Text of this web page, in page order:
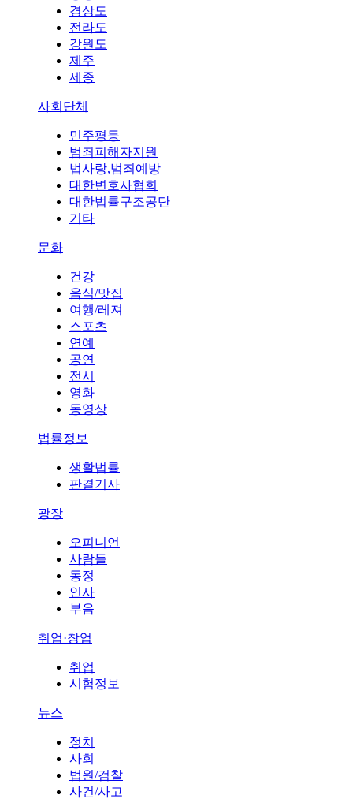
경상도
전라도
강원도
제주
세종
사회단체
민주평등
범죄피해자지원
법사랑,범죄예방
대한변호사협회
대한법률구조공단
기타
문화
건강
음식/맛집
여행/레져
스포츠
연예
공연
전시
영화
동영상
법률정보
생활법률
판결기사
광장
오피니언
사람들
동정
인사
부음
취업·창업
취업
시험정보
뉴스
정치
사회
법원/검찰
사건/사고